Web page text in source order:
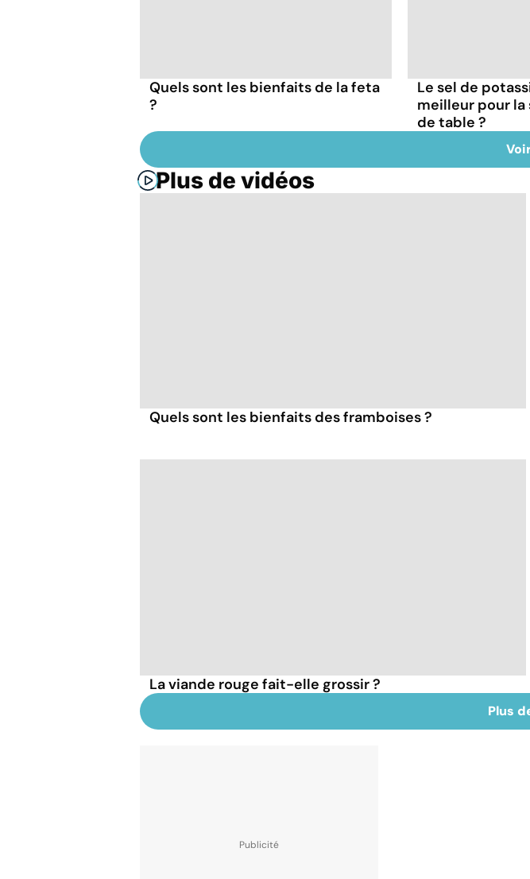
Quels sont les bienfaits de la feta
?
Le sel de
meilleur pour la
de table ?
Plus de vidéos
Quels sont les bienfaits des framboises ?
La viande rouge fait-elle grossir ?
Plus